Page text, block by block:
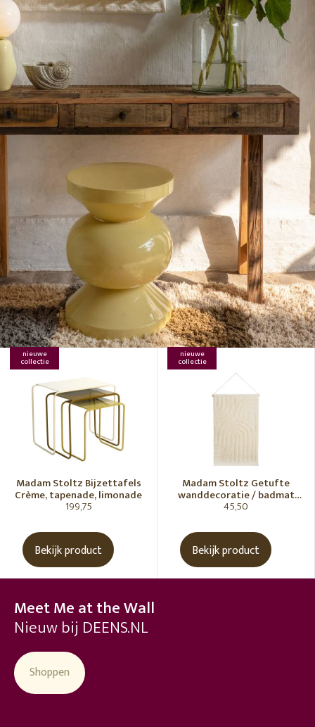
nieuwe
collectie
Madam Stoltz Bijzettafels
Crème, tapenade, limonade
199,75
Bekijk product
nieuwe
collectie
Madam Stoltz Getufte
wanddecoratie / badmat
Vanille
45,50
Bekijk product
Meet Me at the Wall
Nieuw bij DEENS.NL
Shoppen